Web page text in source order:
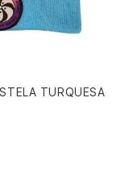
TURQUESA